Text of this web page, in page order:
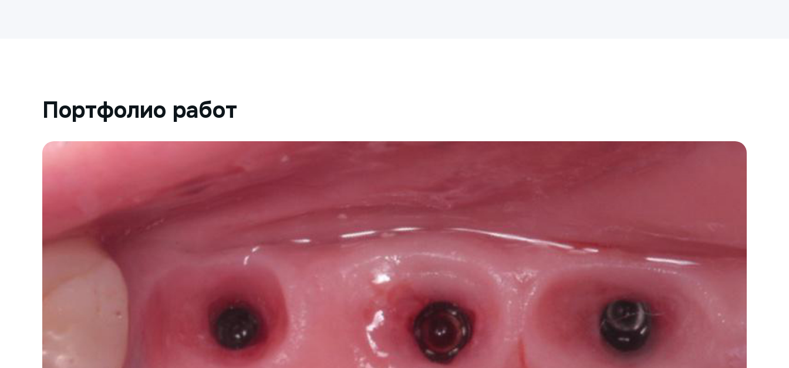
Портфолио работ